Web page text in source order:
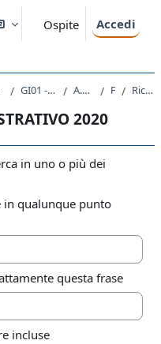
Ospite Accedi
GI01 - GIURISPRUDENZA A.A. 2020 - 2021 Forum Ricerca avanzata
2020
in uno o più dei
in qualunque punto
questa frase
incluse